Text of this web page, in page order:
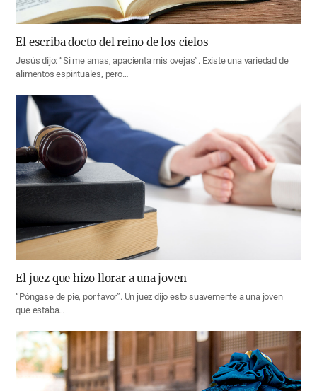
El escriba docto del reino de los cielos
Jesús dijo: “Si me amas, apacienta mis ovejas”. Existe una variedad de
alimentos espirituales, pero…
El juez que hizo llorar a una joven
“Póngase de pie, por favor”. Un juez dijo esto suavemente a una joven
que estaba…